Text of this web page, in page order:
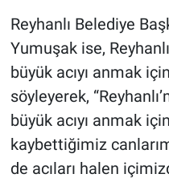
Reyhanlı Belediye
Yumuşak ise,
büyük acıyı anmak
söyleyerek,
büyük acıyı anmak
kaybettiğimiz
de acıları halen